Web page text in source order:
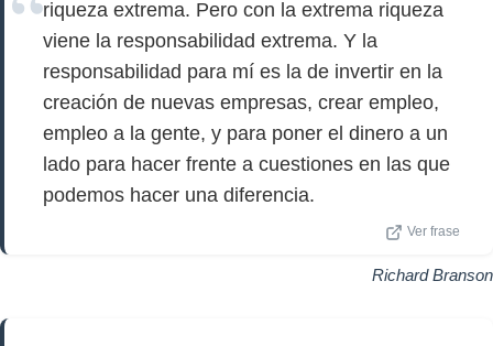
riqueza extrema. Pero con la extrema riqueza
viene la responsabilidad extrema. Y la
responsabilidad para mí es la de invertir en la
creación de nuevas empresas, crear empleo,
empleo a la gente, y para poner el dinero a un
lado para hacer frente a cuestiones en las que
podemos hacer una diferencia.
Ver frase
Richard Branson